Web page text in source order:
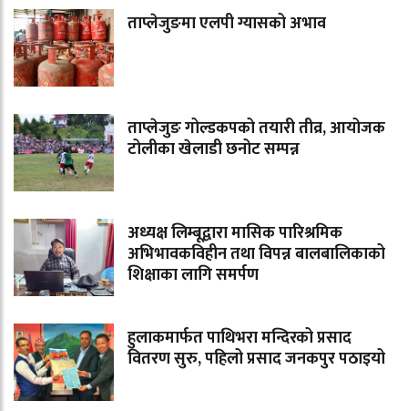
ताप्लेजुङमा एलपी ग्यासको अभाव
ताप्लेजुङ गोल्डकपको तयारी तीव्र, आयोजक
टोलीका खेलाडी छनोट सम्पन्न
अध्यक्ष लिम्बूद्वारा मासिक पारिश्रमिक
अभिभावकविहीन तथा विपन्न बालबालिकाको
शिक्षाका लागि समर्पण
हुलाकमार्फत पाथिभरा मन्दिरको प्रसाद
वितरण सुरु, पहिलो प्रसाद जनकपुर पठाइयो